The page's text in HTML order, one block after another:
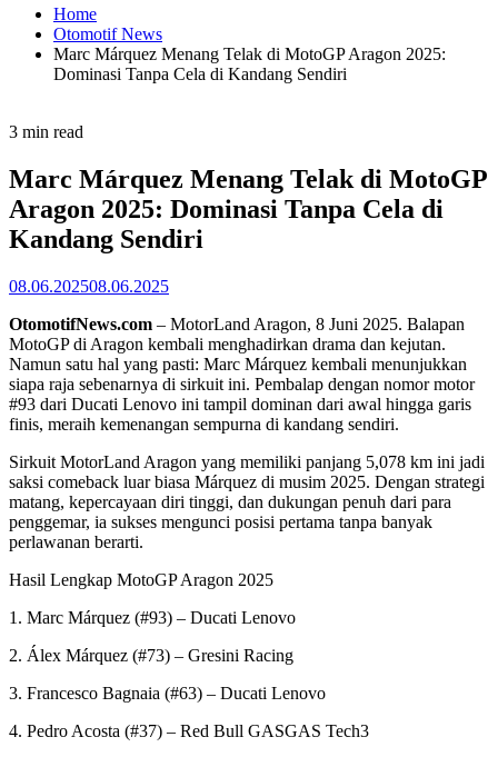
Home
Otomotif News
Marc Márquez Menang Telak di MotoGP Aragon 2025:
Dominasi Tanpa Cela di Kandang Sendiri
Estimated
time
3 min read
Marc Márquez Menang Telak di MotoGP
Aragon 2025: Dominasi Tanpa Cela di
Kandang Sendiri
08.06.202508.06.2025
OtomotifNews.com – MotorLand Aragon, 8 Juni 2025. Balapan
MotoGP di Aragon kembali menghadirkan drama dan kejutan.
Namun satu hal yang pasti: Marc Márquez kembali menunjukkan
siapa raja sebenarnya di sirkuit ini. Pembalap dengan nomor motor
#93 dari Ducati Lenovo ini tampil dominan dari awal hingga garis
finis, meraih kemenangan sempurna di kandang sendiri.
Sirkuit MotorLand Aragon yang memiliki panjang 5,078 km ini jadi
saksi comeback luar biasa Márquez di musim 2025. Dengan strategi
matang, kepercayaan diri tinggi, dan dukungan penuh dari para
penggemar, ia sukses mengunci posisi pertama tanpa banyak
perlawanan berarti.
Hasil Lengkap MotoGP Aragon 2025
1. Marc Márquez (#93) – Ducati Lenovo
2. Álex Márquez (#73) – Gresini Racing
3. Francesco Bagnaia (#63) – Ducati Lenovo
4. Pedro Acosta (#37) – Red Bull GASGAS Tech3